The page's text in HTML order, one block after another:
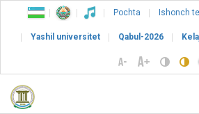
Pochta Ishonch
Yashil universitet Qabul-2026